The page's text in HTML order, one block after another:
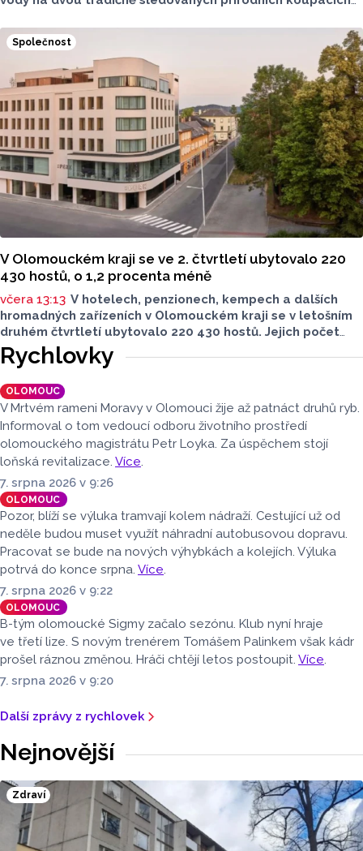
(VN Plumlov) a v Koupací oblasti Poděbrady (KO
Poděbrady). Monitoring byl proveden Krajskou
hygienickou stanicí Olomouckého kraje (KHS)
ve spolupráci se Zdravotním ústavem se sídlem v Ostravě,
Centrem hygienických laboratoří v Olomouci.
Společnost
V Olomouckém kraji se ve 2. čtvrtletí ubytovalo 220
430 hostů, o 1,2 procenta méně
včera 13:13 V hotelech, penzionech, kempech a dalších
hromadných zařízeních v Olomouckém kraji se v letošním
druhém čtvrtletí ubytovalo 220 430 hostů. Jejich počet
meziročně klesl o 1,2 procenta. Podle statistik však
přibylo ubytovaných cizinců, kterých bylo 45 548,
meziročně o 9,1 procenta více. Naopak domácích hostů
v regionu ubylo, kraj v tomto období navštívilo 174 882
turistů, což bylo meziročně o 3,6 procenta méně. Celkový
počet přenocování v kraji klesl o 4,7 procenta. Údaje
dnes zveřejnil Český statistický úřad (ČSÚ).
Rychlovky
OLOMOUC
V Mrtvém rameni Moravy v Olomouci žije až patnáct druhů ryb.
Informoval o tom vedoucí odboru životního prostředí
olomouckého magistrátu Petr Loyka. Za úspěchem stojí
loňská revitalizace. Více.
7. srpna 2026 v 9:26
OLOMOUC
Pozor, blíží se výluka tramvají kolem nádraží. Cestující už od
neděle budou muset využít náhradní autobusovou dopravu.
Pracovat se bude na nových výhybkách a kolejích. Výluka
potrvá do konce srpna. Více.
7. srpna 2026 v 9:22
OLOMOUC
B-tým olomoucké Sigmy začalo sezónu. Klub nyní hraje
ve třetí lize. S novým trenérem Tomášem Palinkem však kádr
prošel ráznou změnou. Hráči chtějí letos postoupit. Více.
7. srpna 2026 v 9:20
Další zprávy z rychlovek
Nejnovější
Zdraví